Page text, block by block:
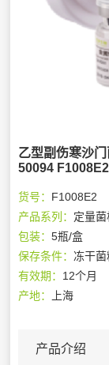
乙型副伤寒沙
50094 F1008E2
货号： F1008E2
产品系列： 定量菌
包装：5瓶/盒
保存条件：冻干
有效期： 12个月
产地：
上海
产品介绍